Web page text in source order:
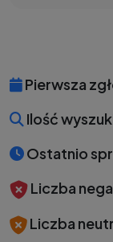
Pierwsza
Ilość
Ostatnio
Liczba
Liczba